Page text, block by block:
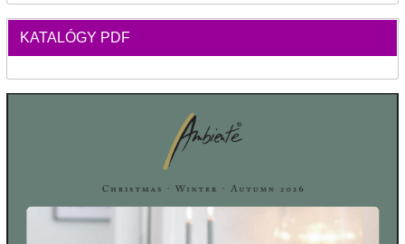
KATALÓGY PDF